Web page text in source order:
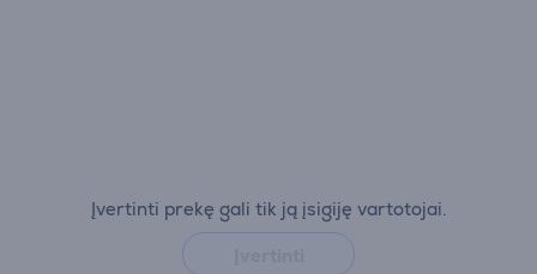
Įvertinti prekę gali tik ją įsigiję vartotojai.